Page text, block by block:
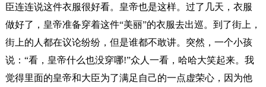
臣连连说这件衣服很好看。皇帝也是这样。过了几天，衣服
做好了，皇帝准备穿着这件“美丽”的衣服去出巡。到了街上，
街上的人都在议论纷纷，但是谁都不敢讲。突然，一个小孩
说：“看，皇帝什么也没穿哪!”众人一看，哈哈大笑起来。我
觉得里面的皇帝和大臣为了满足自己的一点虚荣心，因为他